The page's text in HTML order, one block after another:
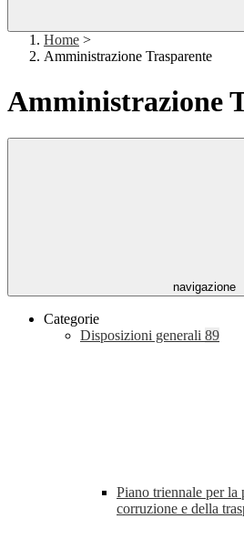
Home >
Amministrazione Trasparente
Amministrazione
navigazione
Categorie
Disposizioni generali 89
Piano triennale per la
corruzione e della